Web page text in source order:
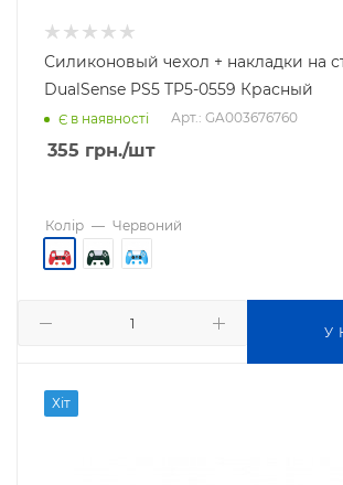
Силиконовый чехол + накладки на
DualSense PS5 TP5-0559 Красный
Є в наявності Арт.: GA003676760
355 грн./шт
У
Колір — Червоний
Хіт